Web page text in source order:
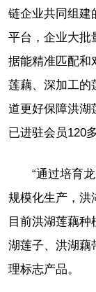
链企业共同组建
平台，企业大批
据能精准匹配和
莲藕、深加工的
道更好保障洪湖
已进驻会员120
“通过培育
规模化生产，洪
目前洪湖莲藕种
湖莲子、洪湖藕
理标志产品。